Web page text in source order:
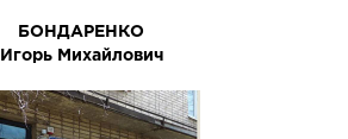
БОНДАРЕНКО
Игорь Михайлович